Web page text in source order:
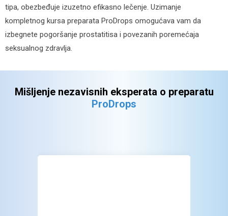
tipa, obezbeđuje izuzetno efikasno lečenje. Uzimanje
kompletnog kursa preparata ProDrops omogućava vam da
izbegnete pogoršanje prostatitisa i povezanih poremećaja
seksualnog zdravlja.
Mišljenje nezavisnih eksperata o preparatu
ProDrops